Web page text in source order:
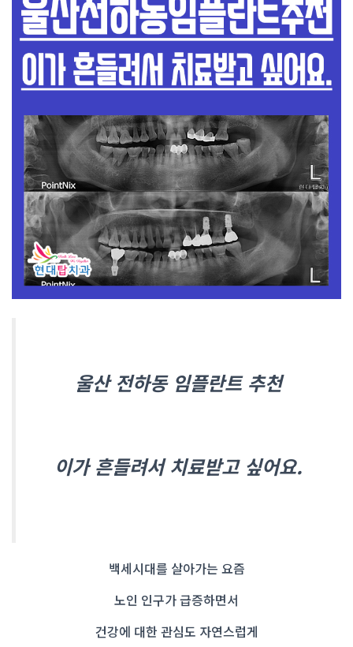
울산 전하동 임플란트 추천
이가 흔들려서 치료받고 싶어요.
백세시대를 살아가는 요즘
노인 인구가 급증하면서
건강에 대한 관심도 자연스럽게